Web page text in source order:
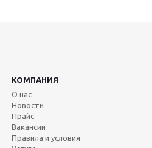
КОМПАНИЯ
О нас
Новости
Прайс
Вакансии
Правила и условия